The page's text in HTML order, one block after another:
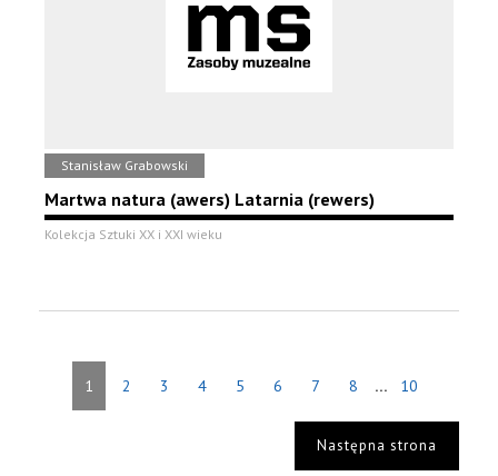
Stanisław Grabowski
Martwa natura (awers) Latarnia (rewers)
Kolekcja Sztuki XX i XXI wieku
1 2 3 4 5 6 7 8 ... 10
Następna strona